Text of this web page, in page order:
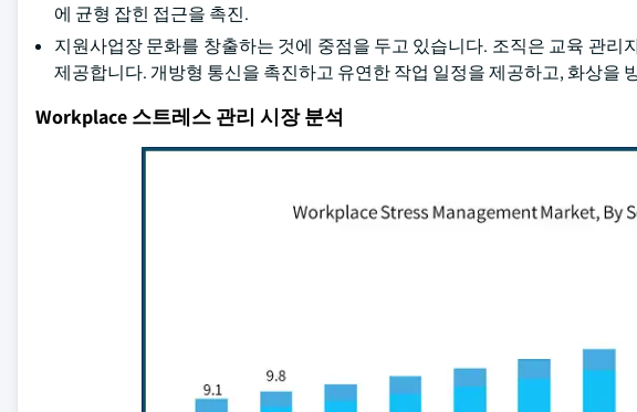
에 균형 잡힌 접근을 촉진.
지원사업장 문화를 창출하는 것에 중점을 두고 있습니다. 조직은 교육 관
제공합니다. 개방형 통신을 촉진하고 유연한 작업 일정을 제공하고, 화상을
Workplace 스트레스 관리 시장 분석